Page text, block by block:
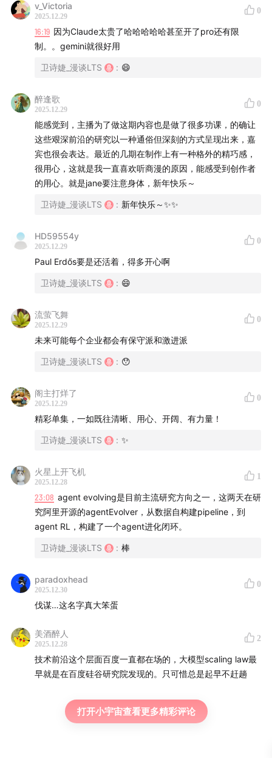
达尔文进化论，5个岛屿，与全局最优解
让算法之间进行「繁衍」，生成高价值的新算法
把定义写清楚，评估写清楚，找寻最优算法的工作交给
靠人的评估器，筛选最优算法
大模型时代，推荐算法的优化可能由 AI 来完成
用Scaling up的能力，计算出最优路径
33:38 toB 的应用，可行度与商业模式
中国有许多垂直小霸王，「我们为他们做一个算法
从小场景，到深度尝试
Agent infra：算法自演进生态的基石
Palantir（ 帕兰蒂尔，一家已上市的美国大数据分析公
司）的商业模式：把前台工程师放进企业，类似于效率
先锋
2023-2025，工业界AI 焦虑的曲线图
大型企业的数字化在上一个时代已经做完，有条件把算
法 Agent 先用起来
如何内化AI：在研发环节实现智能原生
Agent树状「繁衍」：人就像造物主，筛选它、定义
它、评估它
值——去定义和收敛AI
v_Victoria
2025.12.29
0
16:19 因为Claude太贵了哈哈哈哈哈甚至开了pro还有限
制。。gemini就很好用
卫诗婕_漫谈LTS : 😄
醉逢歌
2025.12.29
0
能感觉到，主播为了做这期内容也是做了很多功课，的确让
这些艰深前沿的研究以一种通俗但深刻的方式呈现出来，嘉
宾也很会表达。最近的几期在制作上有一种格外的精巧感，
很用心，这就是我一直喜欢听商漫的原因，能感受到创作者
的用心。就是jane要注意身体，新年快乐～
卫诗婕_漫谈LTS : 新年快乐～✨✨
HD59554y
2025.12.29
0
Paul Erdős要是还活着，得多开心啊
卫诗婕_漫谈LTS : 😄
流萤飞舞
2025.12.29
0
未来可能每个企业都会有保守派和激进派
卫诗婕_漫谈LTS : 😯
阁主打烊了
2025.12.29
0
精彩单集，一如既往清晰、用心、开阔、有力量！
卫诗婕_漫谈LTS : ✨
火星上开飞机
2025.12.28
1
23:08 agent evolving是目前主流研究方向之一，这两天在研
究阿里开源的agentEvolver，从数据自构建pipeline，到
agent RL，构建了一个agent进化闭环。
卫诗婕_漫谈LTS : 棒
paradoxhead
2025.12.30
0
伐谋…这名字真大笨蛋
美酒醉人
2025.12.28
2
技术前沿这个层面百度一直都在场的，大模型scaling law最
早就是在百度硅谷研究院发现的。只可惜总是起早不赶趟
打开小宇宙查看更多精彩评论